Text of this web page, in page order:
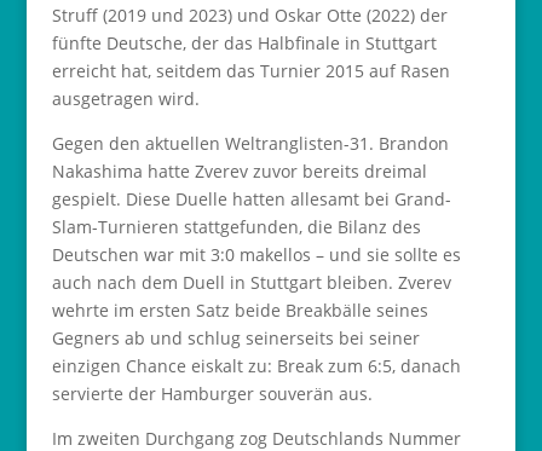
Struff (2019 und 2023) und Oskar Otte (2022) der
fünfte Deutsche, der das Halbfinale in Stuttgart
erreicht hat, seitdem das Turnier 2015 auf Rasen
ausgetragen wird.
Gegen den aktuellen Weltranglisten-31. Brandon
Nakashima hatte Zverev zuvor bereits dreimal
gespielt. Diese Duelle hatten allesamt bei Grand-
Slam-Turnieren stattgefunden, die Bilanz des
Deutschen war mit 3:0 makellos – und sie sollte es
auch nach dem Duell in Stuttgart bleiben. Zverev
wehrte im ersten Satz beide Breakbälle seines
Gegners ab und schlug seinerseits bei seiner
einzigen Chance eiskalt zu: Break zum 6:5, danach
servierte der Hamburger souverän aus.
Im zweiten Durchgang zog Deutschlands Nummer